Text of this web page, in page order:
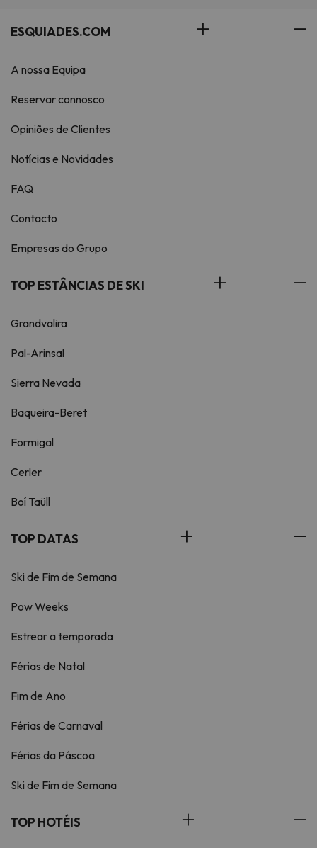
ESQUIADES.COM
A nossa Equipa
Reservar connosco
Opiniões de Clientes
Notícias e Novidades
FAQ
Contacto
Empresas do Grupo
TOP ESTÂNCIAS DE SKI
Grandvalira
Pal-Arinsal
Sierra Nevada
Baqueira-Beret
Formigal
Cerler
Boí Taüll
TOP DATAS
Ski de Fim de Semana
Pow Weeks
Estrear a temporada
Férias de Natal
Fim de Ano
Férias de Carnaval
Férias da Páscoa
Ski de Fim de Semana
TOP HOTÉIS